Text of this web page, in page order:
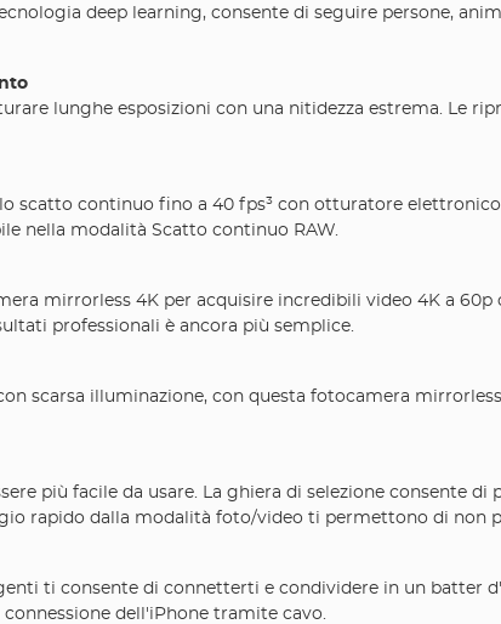
deep learning, consente di seguire persone,
lunghe esposizioni con una nitidezza estrema. Le
scatto continuo fino a 40 fps³ con otturatore
nella modalità Scatto continuo RAW.
mirrorless 4K per acquisire incredibili video 4K a 60p
professionali è ancora più semplice.
scarsa illuminazione, con questa fotocamera
più facile da usare. La ghiera di selezione consente
rapido dalla modalità foto/video ti permettono di non
ti consente di connetterti e condividere in un batter
dell'iPhone tramite cavo.